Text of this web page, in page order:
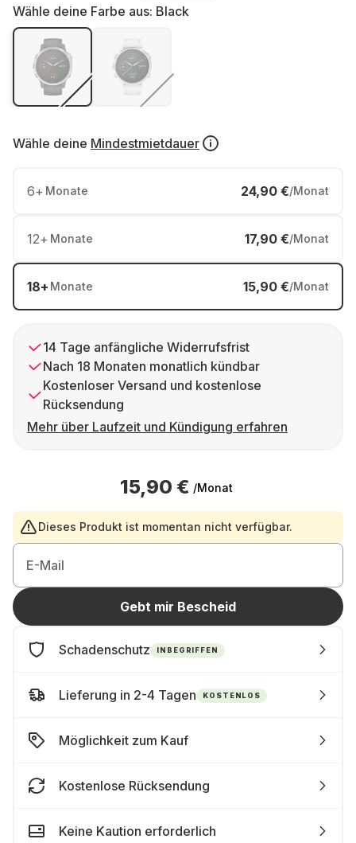
Wähle deine Farbe aus: Black
Wähle deine Mindestmietdauer
6+ Monate 24,90 €/Monat
12+ Monate 17,90 €/Monat
18+ Monate 15,90 €/Monat
14 Tage anfängliche Widerrufsfrist
Nach 18 Monaten monatlich kündbar
Kostenloser Versand und kostenlose
Rücksendung
Mehr über Laufzeit und Kündigung erfahren
15,90 € /Monat
Dieses Produkt ist momentan nicht verfügbar.
E-Mail
Gebt mir Bescheid
Schadenschutz INBEGRIFFEN
Lieferung in 2-4 Tagen KOSTENLOS
Möglichkeit zum Kauf
Kostenlose Rücksendung
Keine Kaution erforderlich